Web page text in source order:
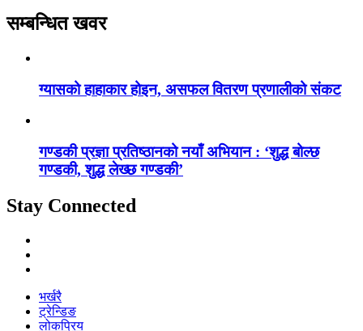
सम्बन्धित खवर
ग्यासको हाहाकार होइन, असफल वितरण प्रणालीको संकट
गण्डकी प्रज्ञा प्रतिष्ठानको नयाँ अभियान : ‘शुद्ध बोल्छ
गण्डकी, शुद्ध लेख्छ गण्डकी’
Stay Connected
भर्खरै
ट्रेन्डिङ
लोकप्रिय